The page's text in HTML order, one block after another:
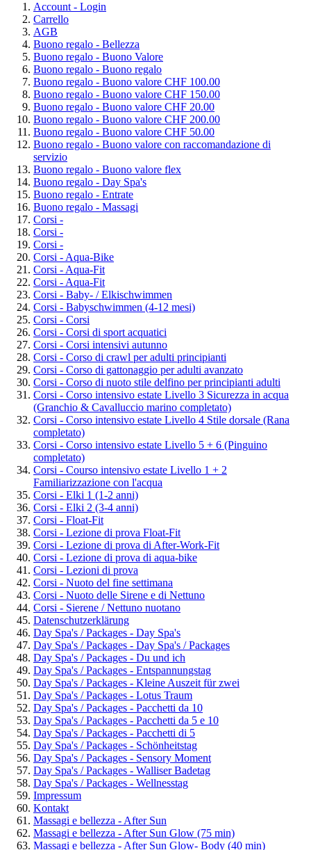
Account - Login
Carrello
AGB
Buono regalo - Bellezza
Buono regalo - Buono Valore
Buono regalo - Buono regalo
Buono regalo - Buono valore CHF 100.00
Buono regalo - Buono valore CHF 150.00
Buono regalo - Buono valore CHF 20.00
Buono regalo - Buono valore CHF 200.00
Buono regalo - Buono valore CHF 50.00
Buono regalo - Buono valore con raccomandazione di
servizio
Buono regalo - Buono valore flex
Buono regalo - Day Spa's
Buono regalo - Entrate
Buono regalo - Massagi
Corsi -
Corsi -
Corsi -
Corsi - Aqua-Bike
Corsi - Aqua-Fit
Corsi - Aqua-Fit
Corsi - Baby- / Elkischwimmen
Corsi - Babyschwimmen (4-12 mesi)
Corsi - Corsi
Corsi - Corsi di sport acquatici
Corsi - Corsi intensivi autunno
Corsi - Corso di crawl per adulti principianti
Corsi - Corso di gattonaggio per adulti avanzato
Corsi - Corso di nuoto stile delfino per principianti adulti
Corsi - Corso intensivo estate Livello 3 Sicurezza in acqua
(Granchio & Cavalluccio marino completato)
Corsi - Corso intensivo estate Livello 4 Stile dorsale (Rana
completato)
Corsi - Corso intensivo estate Livello 5 + 6 (Pinguino
completato)
Corsi - Courso intensivo estate Livello 1 + 2
Familiarizzazione con l'acqua
Corsi - Elki 1 (1-2 anni)
Corsi - Elki 2 (3-4 anni)
Corsi - Float-Fit
Corsi - Lezione di prova Float-Fit
Corsi - Lezione di prova di After-Work-Fit
Corsi - Lezione di prova di aqua-bike
Corsi - Lezioni di prova
Corsi - Nuoto del fine settimana
Corsi - Nuoto delle Sirene e di Nettuno
Corsi - Sierene / Nettuno nuotano
Datenschutzerklärung
Day Spa's / Packages - Day Spa's
Day Spa's / Packages - Day Spa's / Packages
Day Spa's / Packages - Du und ich
Day Spa's / Packages - Entspannungstag
Day Spa's / Packages - Kleine Auszeit für zwei
Day Spa's / Packages - Lotus Traum
Day Spa's / Packages - Pacchetti da 10
Day Spa's / Packages - Pacchetti da 5 e 10
Day Spa's / Packages - Pacchetti di 5
Day Spa's / Packages - Schönheitstag
Day Spa's / Packages - Sensory Moment
Day Spa's / Packages - Walliser Badetag
Day Spa's / Packages - Wellnesstag
Impressum
Kontakt
Massagi e bellezza - After Sun
Massagi e bellezza - After Sun Glow (75 min)
Massagi e bellezza - After Sun Glow- Body (40 min)